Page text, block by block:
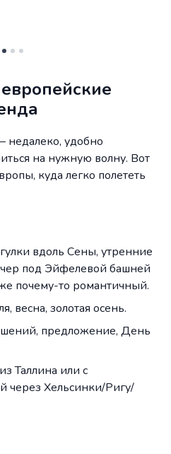
удобно
на нужную волну. Вот
куда легко полететь
вдоль Сены, утренние
под Эйфелевой башней
почему-то романтичный.
весна, золотая осень.
предложение, День
Таллина или с
через Хельсинки/Ригу/